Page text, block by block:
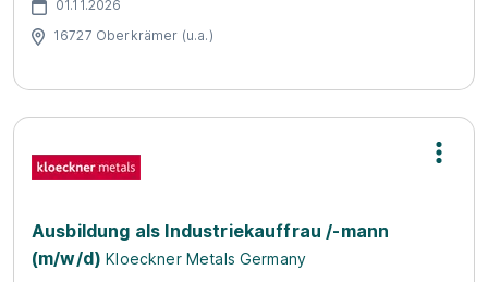
01.11.2026
16727 Oberkrämer (u.a.)
Ausbildung als Industriekauffrau /-mann
(m/w/d) Kloeckner Metals Germany